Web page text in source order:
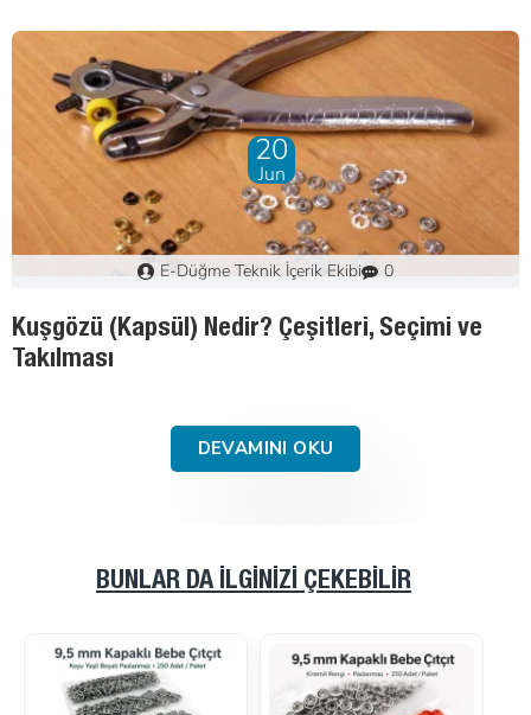
07
Mar
e-button 0
Kuşgözü Nasıl Takılır? Pres Makinesi ile Adım
Adım Rehber
DEVAMINI OKU
BUNLAR DA İLGINIZI ÇEKEBILIR